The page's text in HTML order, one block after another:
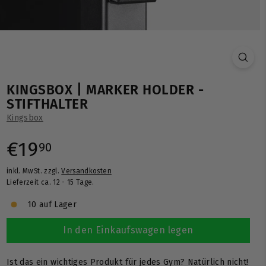
KINGSBOX | MARKER HOLDER -
STIFTHALTER
Kingsbox
Normaler
Preis
€1990
inkl. MwSt. zzgl.Versandkosten
Lieferzeit ca. 12 - 15 Tage.
10 auf Lager
In den Einkaufswagen legen
Ist das ein wichtiges Produkt für jedes Gym? Natürlich nicht!